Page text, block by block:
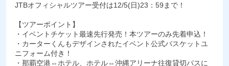
JTBオフィシャルツアー受付は12/5(日)23：59まで！
【ツアーポイント】
・イベントチケット最速先行発売！本ツアーのみ先着申込！
・カーターくんもデザインされたイベント公式バスケットユ
ニフォーム付き！
・那覇空港⇔ホテル、ホテル⇔沖縄アリーナ往復貸切バスに